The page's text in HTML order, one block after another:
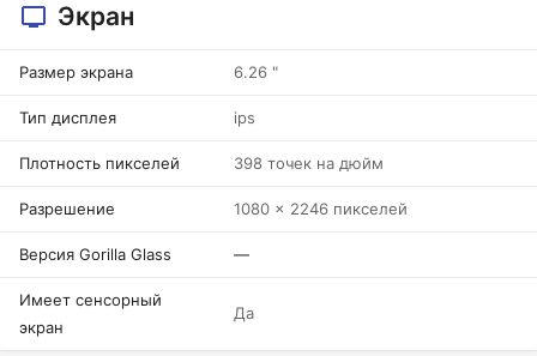
Экран
Размер экрана 6.26 "
Тип дисплея ips
Плотность пикселей 398 точек на дюйм
Разрешение 1080 x 2246 пикселей
Версия Gorilla Glass —
Имеет сенсорный
экран
Да